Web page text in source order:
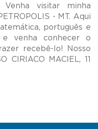
Venha visitar minha
- MT. Aqui
português e
venha conhecer o
recebê-lo! Nosso
CIRIACO MACIEL, 11